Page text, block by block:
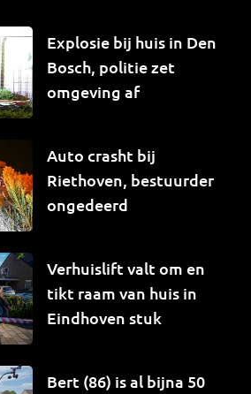
Explosie bij huis in Den
Bosch, politie zet
omgeving af
Auto crasht bij
Riethoven, bestuurder
ongedeerd
Verhuislift valt om en
tikt raam van huis in
Eindhoven stuk
Bert (86) is al bijna 50